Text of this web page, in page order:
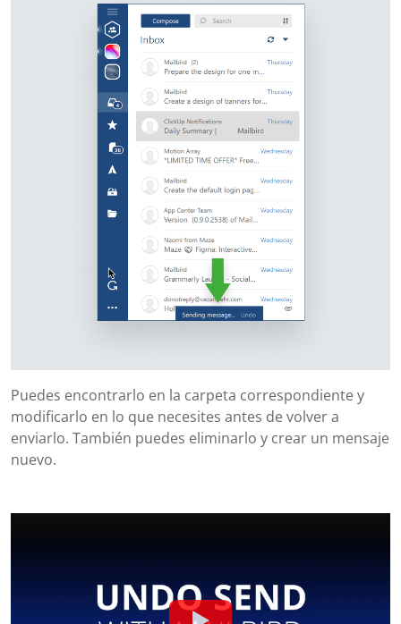
Puedes encontrarlo en la carpeta correspondiente y
modificarlo en lo que necesites antes de volver a
enviarlo. También puedes eliminarlo y crear un mensaje
nuevo.